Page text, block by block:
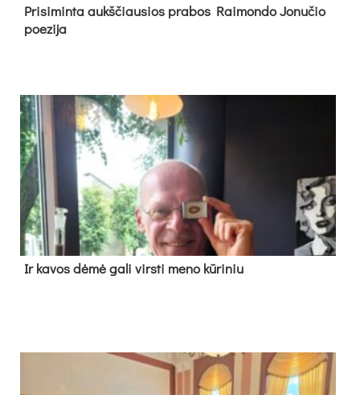
Pri­si­min­ta aukš­čiau­sios pra­bos Rai­mon­do Jo­nu­čio
poe­zi­ja
Ir ka­vos dė­mė ga­li virs­ti me­no kū­ri­niu